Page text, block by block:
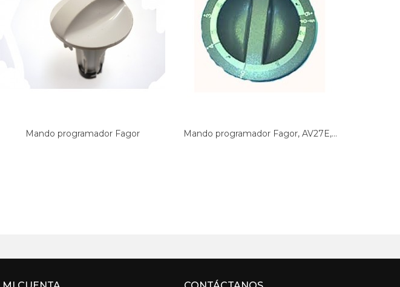
Mando programador Fagor
Mando programador Fagor, AV27E,...